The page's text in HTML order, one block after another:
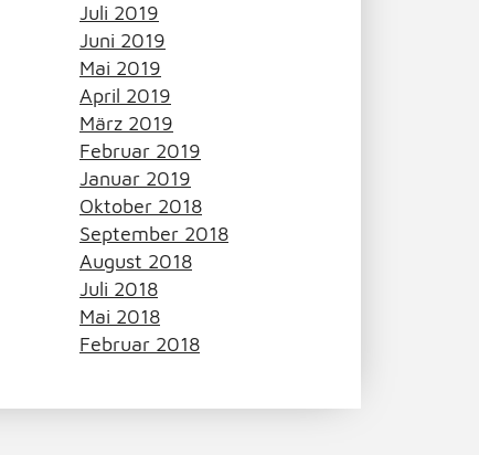
Juli 2019
Juni 2019
Mai 2019
April 2019
März 2019
Februar 2019
Januar 2019
Oktober 2018
September 2018
August 2018
Juli 2018
Mai 2018
Februar 2018